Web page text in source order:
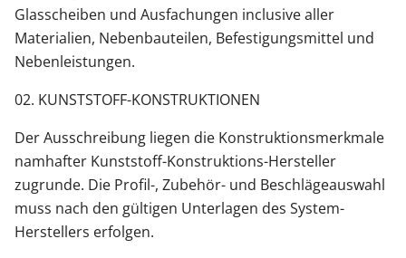
Glasscheiben und Ausfachungen inclusive aller
Materialien, Nebenbauteilen, Befestigungsmittel und
Nebenleistungen.
02. KUNSTSTOFF-KONSTRUKTIONEN
Der Ausschreibung liegen die Konstruktionsmerkmale
namhafter Kunststoff-Konstruktions-Hersteller
zugrunde. Die Profil-, Zubehör- und Beschlägeauswahl
muss nach den gültigen Unterlagen des System-
Herstellers erfolgen.